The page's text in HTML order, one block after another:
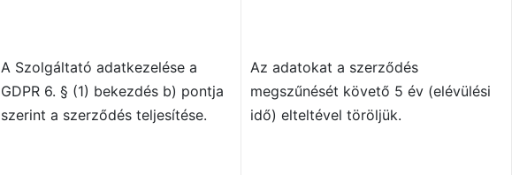
A Szolgáltató adatkezelése a
GDPR 6. § (1) bekezdés b) pontja
szerint a szerződés teljesítése.
Az adatokat a szerződés
megszűnését követő 5 év (elévülési
idő) elteltével töröljük.